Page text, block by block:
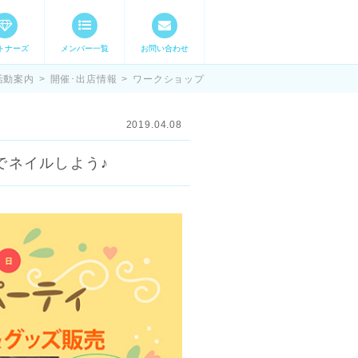
ステ スキル・
ナーズ メンバー一覧 お問い合わせ
動案内 > 開催･出店情報 > ワークショップ
2019.04.08
ネイルしよう♪